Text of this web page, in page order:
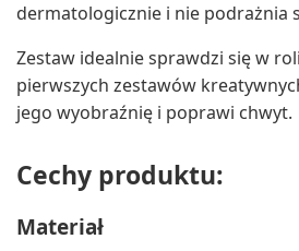
dermatologicznie i nie podrażnia
Zestaw idealnie sprawdzi się w
pierwszych zestawów
jego wyobraźnię i poprawi chwyt.
Cechy produktu:
Materiał